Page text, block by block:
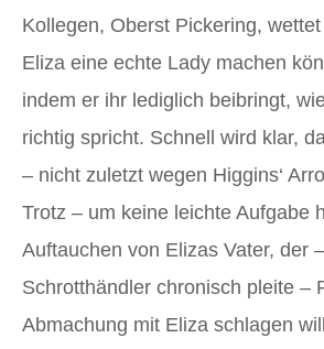
Kollegen, Oberst Pickering,
Eliza eine echte Lady machen
indem er ihr lediglich beibringt,
richtig spricht. Schnell wird klar,
– nicht zuletzt wegen Higgins‘
Trotz – um keine leichte Aufgabe
Auftauchen von Elizas Vater, der
Schrotthändler chronisch pleite –
Abmachung mit Eliza schlagen